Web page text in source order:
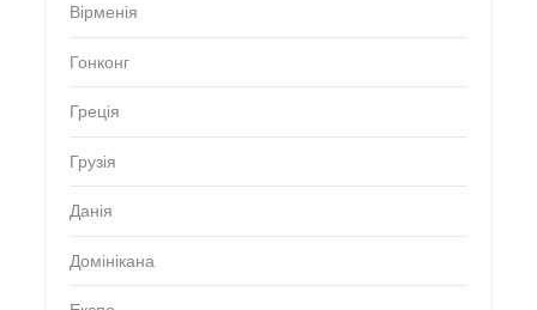
Вірменія
Гонконг
Греція
Грузія
Данія
Домінікана